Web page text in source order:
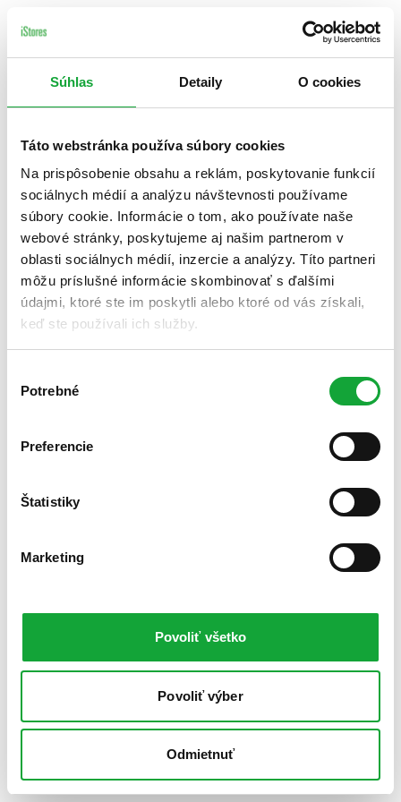
Súhlas Detaily O cookies
Táto webstránka používa súbory cookies
Na prispôsobenie obsahu a reklám, poskytovanie funkcií
sociálnych médií a analýzu návštevnosti používame
súbory cookie. Informácie o tom, ako používate naše
webové stránky, poskytujeme aj našim partnerom v
oblasti sociálnych médií, inzercie a analýzy. Títo partneri
môžu príslušné informácie skombinovať s ďalšími
údajmi, ktoré ste im poskytli alebo ktoré od vás získali,
keď ste používali ich služby.
súhlasu
Potrebné
Preferencie
Štatistiky
Marketing
Povoliť všetko
Povoliť výber
Odmietnuť